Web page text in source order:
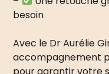
besoin
Avec le Dr Aurélie
accompagnement
pour garantir votre